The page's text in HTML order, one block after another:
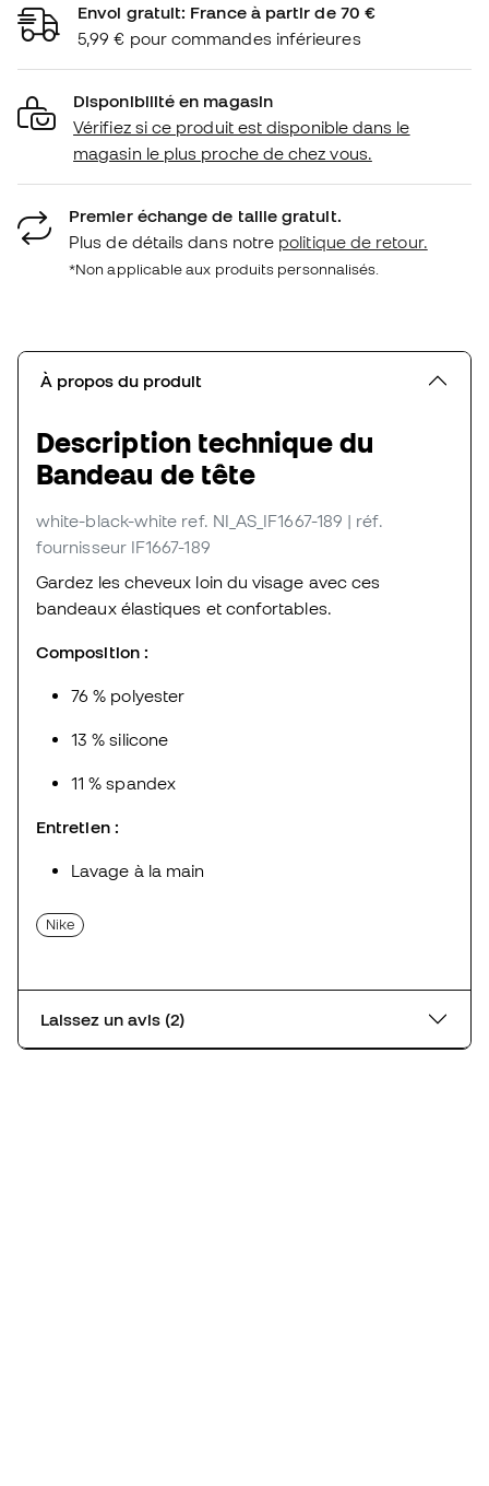
Envoi gratuit: France à partir de 70 €
5,99 € pour commandes inférieures
Disponibilité en magasin
Vérifiez si ce produit est disponible dans le
magasin le plus proche de chez vous.
Premier échange de taille gratuit.
Plus de détails dans notre politique de retour.
*Non applicable aux produits personnalisés.
À propos du produit
Description technique du
Bandeau de tête
white-black-white ref. NI_AS_IF1667-189 | réf.
fournisseur IF1667-189
Gardez les cheveux loin du visage avec ces
bandeaux élastiques et confortables.
Composition :
76 % polyester
13 % silicone
11 % spandex
Entretien :
Lavage à la main
Nike
Laissez un avis (2)